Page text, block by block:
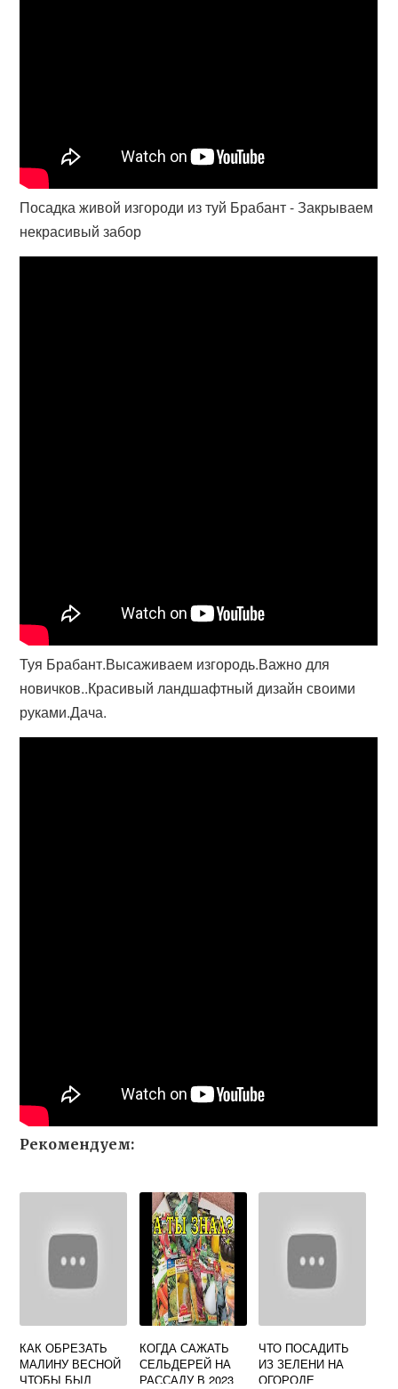
Посадка живой изгороди из туй Брабант - Закрываем
некрасивый забор
Туя Брабант.Высаживаем изгородь.Важно для
новичков..Красивый ландшафтный дизайн своими
руками.Дача.
Рекомендуем:
КАК ОБРЕЗАТЬ
МАЛИНУ ВЕСНОЙ
ЧТОБЫ БЫЛ
КОГДА САЖАТЬ
СЕЛЬДЕРЕЙ НА
РАССАДУ В 2023
ЧТО ПОСАДИТЬ
ИЗ ЗЕЛЕНИ НА
ОГОРОДЕ